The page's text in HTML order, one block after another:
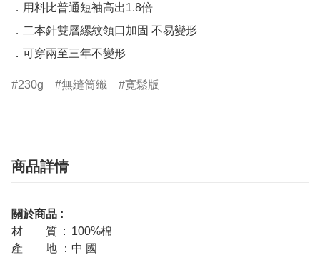
．用料比普通短袖高出1.8倍
．二本針雙層縲紋領口加固 不易變形
230g 無縫筒織 寛鬆版
商品詳情
關於商品 :
材
質 : 100%棉
產
地 ：中 國